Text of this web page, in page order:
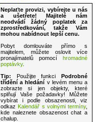
Neplaťte provizi, vybírejte u nás
a ušetřete! Majitelé nám
neodvádí žádný poplatek za
zprostředkování, takže Vám
mohou nabídnout lepší cenu.
Pobyt domlouváte přímo s
majitelem, můžete oslovit více
pronajímatelů pomocí hromadné
poptávky.
Tip: Použijte funkci Podrobné
třídění a hledání v levém menu a
zobrazte si jen objekty, které
splňují Vaše požadavky! Můžete
vybírat i podle obsazenosti, viz
odkaz Kalendář s volnými termíny,
kde naleznete obsazenost chat a
chalup.